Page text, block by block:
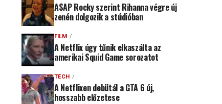
A$AP Rocky szerint Rihanna végre új
zenén dolgozik a stúdióban
FILM
A Netflix úgy tűnik elkaszálta az
amerikai Squid Game sorozatot
TECH
A Netflixen debütál a GTA 6 új,
hosszabb előzetese